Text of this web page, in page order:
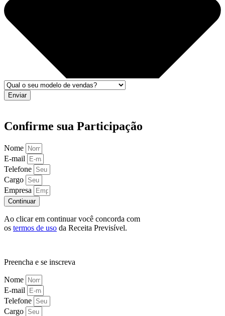
Enviar
Confirme sua Participação
Nome
E-mail
Telefone
Cargo
Empresa
Continuar
Ao clicar em continuar você concorda com
os termos de uso da Receita Previsível.
Preencha e se inscreva
Nome
E-mail
Telefone
Cargo